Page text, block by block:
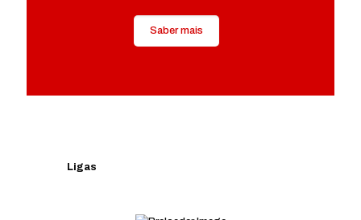
Saber mais
Ligas